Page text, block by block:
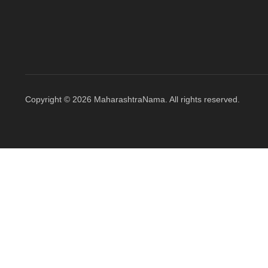
Copyright © 2026 MaharashtraNama. All rights reserved.